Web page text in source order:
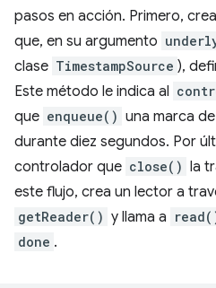
pasos en acción. Primero,
que, en su argumento
clase TimestampSource ),
Este método le indica al
que enqueue() una marca
durante diez segundos. Por
controlador que close() la
este flujo, crea un lector a
getReader() y llama a
done .